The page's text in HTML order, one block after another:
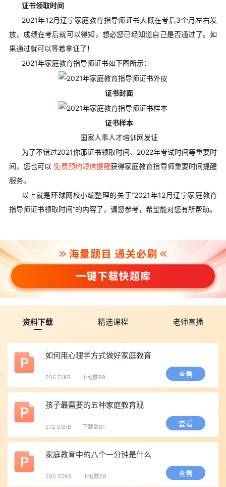
证书领取时间
2021年12月辽宁家庭教育指导师证书大概在考后3个月左右发
放，成绩在考后就可以得知，想必您已经知道自己是否通过了。如
果通过就可以等着拿证了！
2021年家庭教育指导师证书如下图所示：
证书封面
证书样本
国家人事人才培训网发证
为了不错过2021你那证书领取时间、2022年考试时间等重要时
间，您也可以 免费预约短信提醒获得家庭教育指导师重要时间提醒
服务。
以上就是环球网校小编整理的关于“2021年12月辽宁家庭教育
指导师证书领取时间”的内容了，请您参考，希望能对您有所帮助。
资料下载 精选课程 老师直播
如何用心理学方式做好家庭教育
206.51KB 下载数89 查看
孩子最需要的五种家庭教育观
272.93KB 下载数81 查看
家庭教育中的八个一分钟是什么
280.55KB 下载数28 查看